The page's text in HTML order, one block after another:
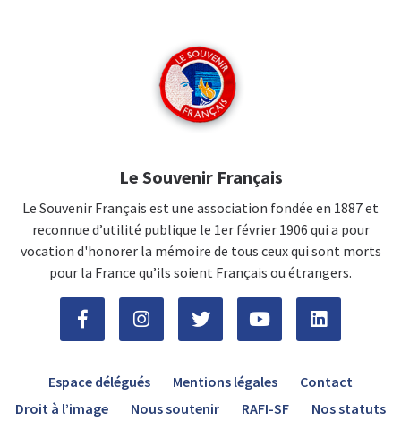
Le Souvenir Français
Le Souvenir Français est une association fondée en 1887 et
reconnue d’utilité publique le 1er février 1906 qui a pour
vocation d'honorer la mémoire de tous ceux qui sont morts
pour la France qu’ils soient Français ou étrangers.
Espace délégués Mentions légales
Contact
Droit à l’image
Nous soutenir RAFI-SF Nos statuts